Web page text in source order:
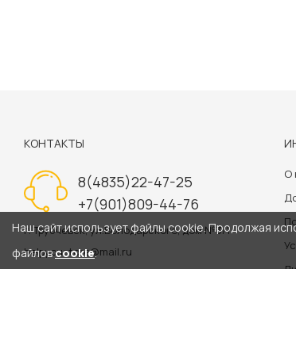
Наш сайт использует файлы cookie. Продолжая
файловcookie.
КОНТАКТЫ
8(4835)22-47-25
+7(901)809-44-76
г. Трубчевск, ул.Володарского, дом №3/1
helpyoustore@mail.ru
О